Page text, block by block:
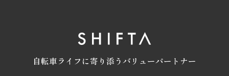
自転車ライフに寄り添うバリューパートナー